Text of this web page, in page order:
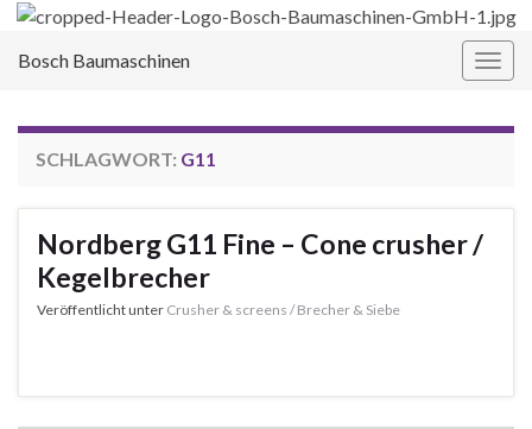
Bosch Baumaschinen
SCHLAGWORT: G11
Nordberg G11 Fine – Cone crusher /
Kegelbrecher
Veröffentlicht unter Crusher & screens / Brecher & Siebe